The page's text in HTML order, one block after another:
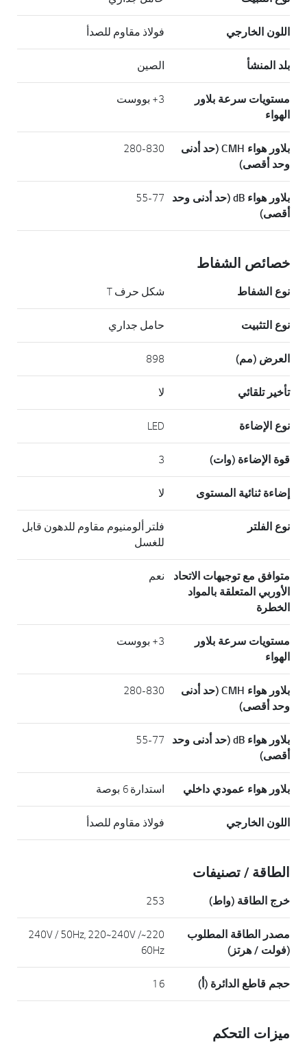
اللون الخارجي فولاذ مقاوم للصدأ
بلد المنشأ الصين
مستويات سرعة بلاور
الهواء
3+ بووست
بلاور هواء CMH (حد أدنى
وحد أقصى)
280-830
بلاور هواء dB (حد أدنى وحد
أقصى)
55-77
خصائص الشفاط
نوع الشفاط شكل حرف T
نوع التثبيت حامل جداري
العرض (مم) 898
تأخير تلقائي لا
نوع الإضاءة LED
قوة الإضاءة (وات) 3
إضاءة ثنائية المستوى لا
نوع الفلتر
فلتر ألومنيوم مقاوم للدهون قابل
للغسل
متوافق مع توجيهات الاتحاد
الأوربي المتعلقة بالمواد
الخطرة
نعم
مستويات سرعة بلاور
الهواء
3+ بووست
بلاور هواء CMH (حد أدنى
وحد أقصى)
280-830
بلاور هواء dB (حد أدنى وحد
أقصى)
55-77
بلاور هواء عمودي داخلي استدارة 6 بوصة
اللون الخارجي فولاذ مقاوم للصدأ
الطاقة / تصنيفات
خرج الطاقة (واط) 253
مصدر الطاقة المطلوب
(فولت / هرتز)
220~240V / 50Hz, 220~240V /
60Hz
حجم قاطع الدائرة (أ) 16
ميزات التحكم